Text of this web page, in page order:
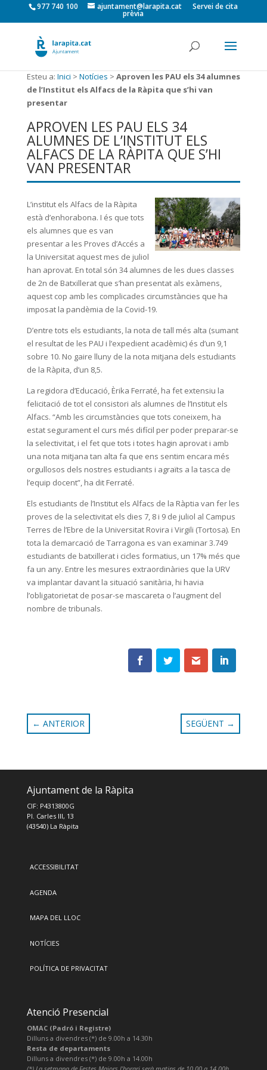
977 740 100 ajuntament@larapita.cat Servei de cita
prèvia
Esteu a: Inici > Notícies > Aproven les PAU els 34 alumnes
de l’Institut els Alfacs de la Ràpita que s’hi van
presentar
APROVEN LES PAU ELS 34
ALUMNES DE L’INSTITUT ELS
ALFACS DE LA RÀPITA QUE S’HI
VAN PRESENTAR
L’institut els Alfacs de la Ràpita
està d’enhorabona. I és que tots
els alumnes que es van
presentar a les Proves d’Accés a
la Universitat aquest mes de juliol
han aprovat. En total són 34 alumnes de les dues classes
de 2n de Batxillerat que s’han presentat als exàmens,
aquest cop amb les complicades circumstàncies que ha
imposat la pandèmia de la Covid-19.
D’entre tots els estudiants, la nota de tall més alta (sumant
el resultat de les PAU i l’expedient acadèmic) és d’un 9,1
sobre 10. No gaire lluny de la nota mitjana dels estudiants
de la Ràpita, d’un 8,5.
La regidora d’Educació, Èrika Ferraté, ha fet extensiu la
felicitació de tot el consistori als alumnes de l’Institut els
Alfacs. “Amb les circumstàncies que tots coneixem, ha
estat segurament el curs més difícil per poder preparar-se
la selectivitat, i el fet que tots i totes hagin aprovat i amb
una nota mitjana tan alta fa que ens sentim encara més
orgullosos dels nostres estudiants i agraïts a la tasca de
l’equip docent”, ha dit Ferraté.
Els estudiants de l’Institut els Alfacs de la Ràptia van fer les
proves de la selectivitat els dies 7, 8 i 9 de juliol al Campus
Terres de l’Ebre de la Universitat Rovira i Virgili (Tortosa). En
tota la demarcació de Tarragona es van examinar 3.749
estudiants de batxillerat i cicles formatius, un 17% més que
fa un any. Entre les mesures extraordinàries que la URV
va implantar davant la situació sanitària, hi havia
l’obligatorietat de posar-se mascareta o l’augment del
nombre de tribunals.
← ANTERIOR SEGÜENT →
Ajuntament de la Ràpita
CIF: P4313800G
Pl. Carles III, 13
(43540) La Ràpita
ACCESSIBILITAT
AGENDA
MAPA DEL LLOC
NOTÍCIES
POLÍTICA DE PRIVACITAT
Atenció Presencial
OMAC (Padró i Registre)
Dilluns a divendres (*) de 9.00h a 14.30h
Resta de departaments
Dilluns a divendres (*) de 9.00h a 14.00h